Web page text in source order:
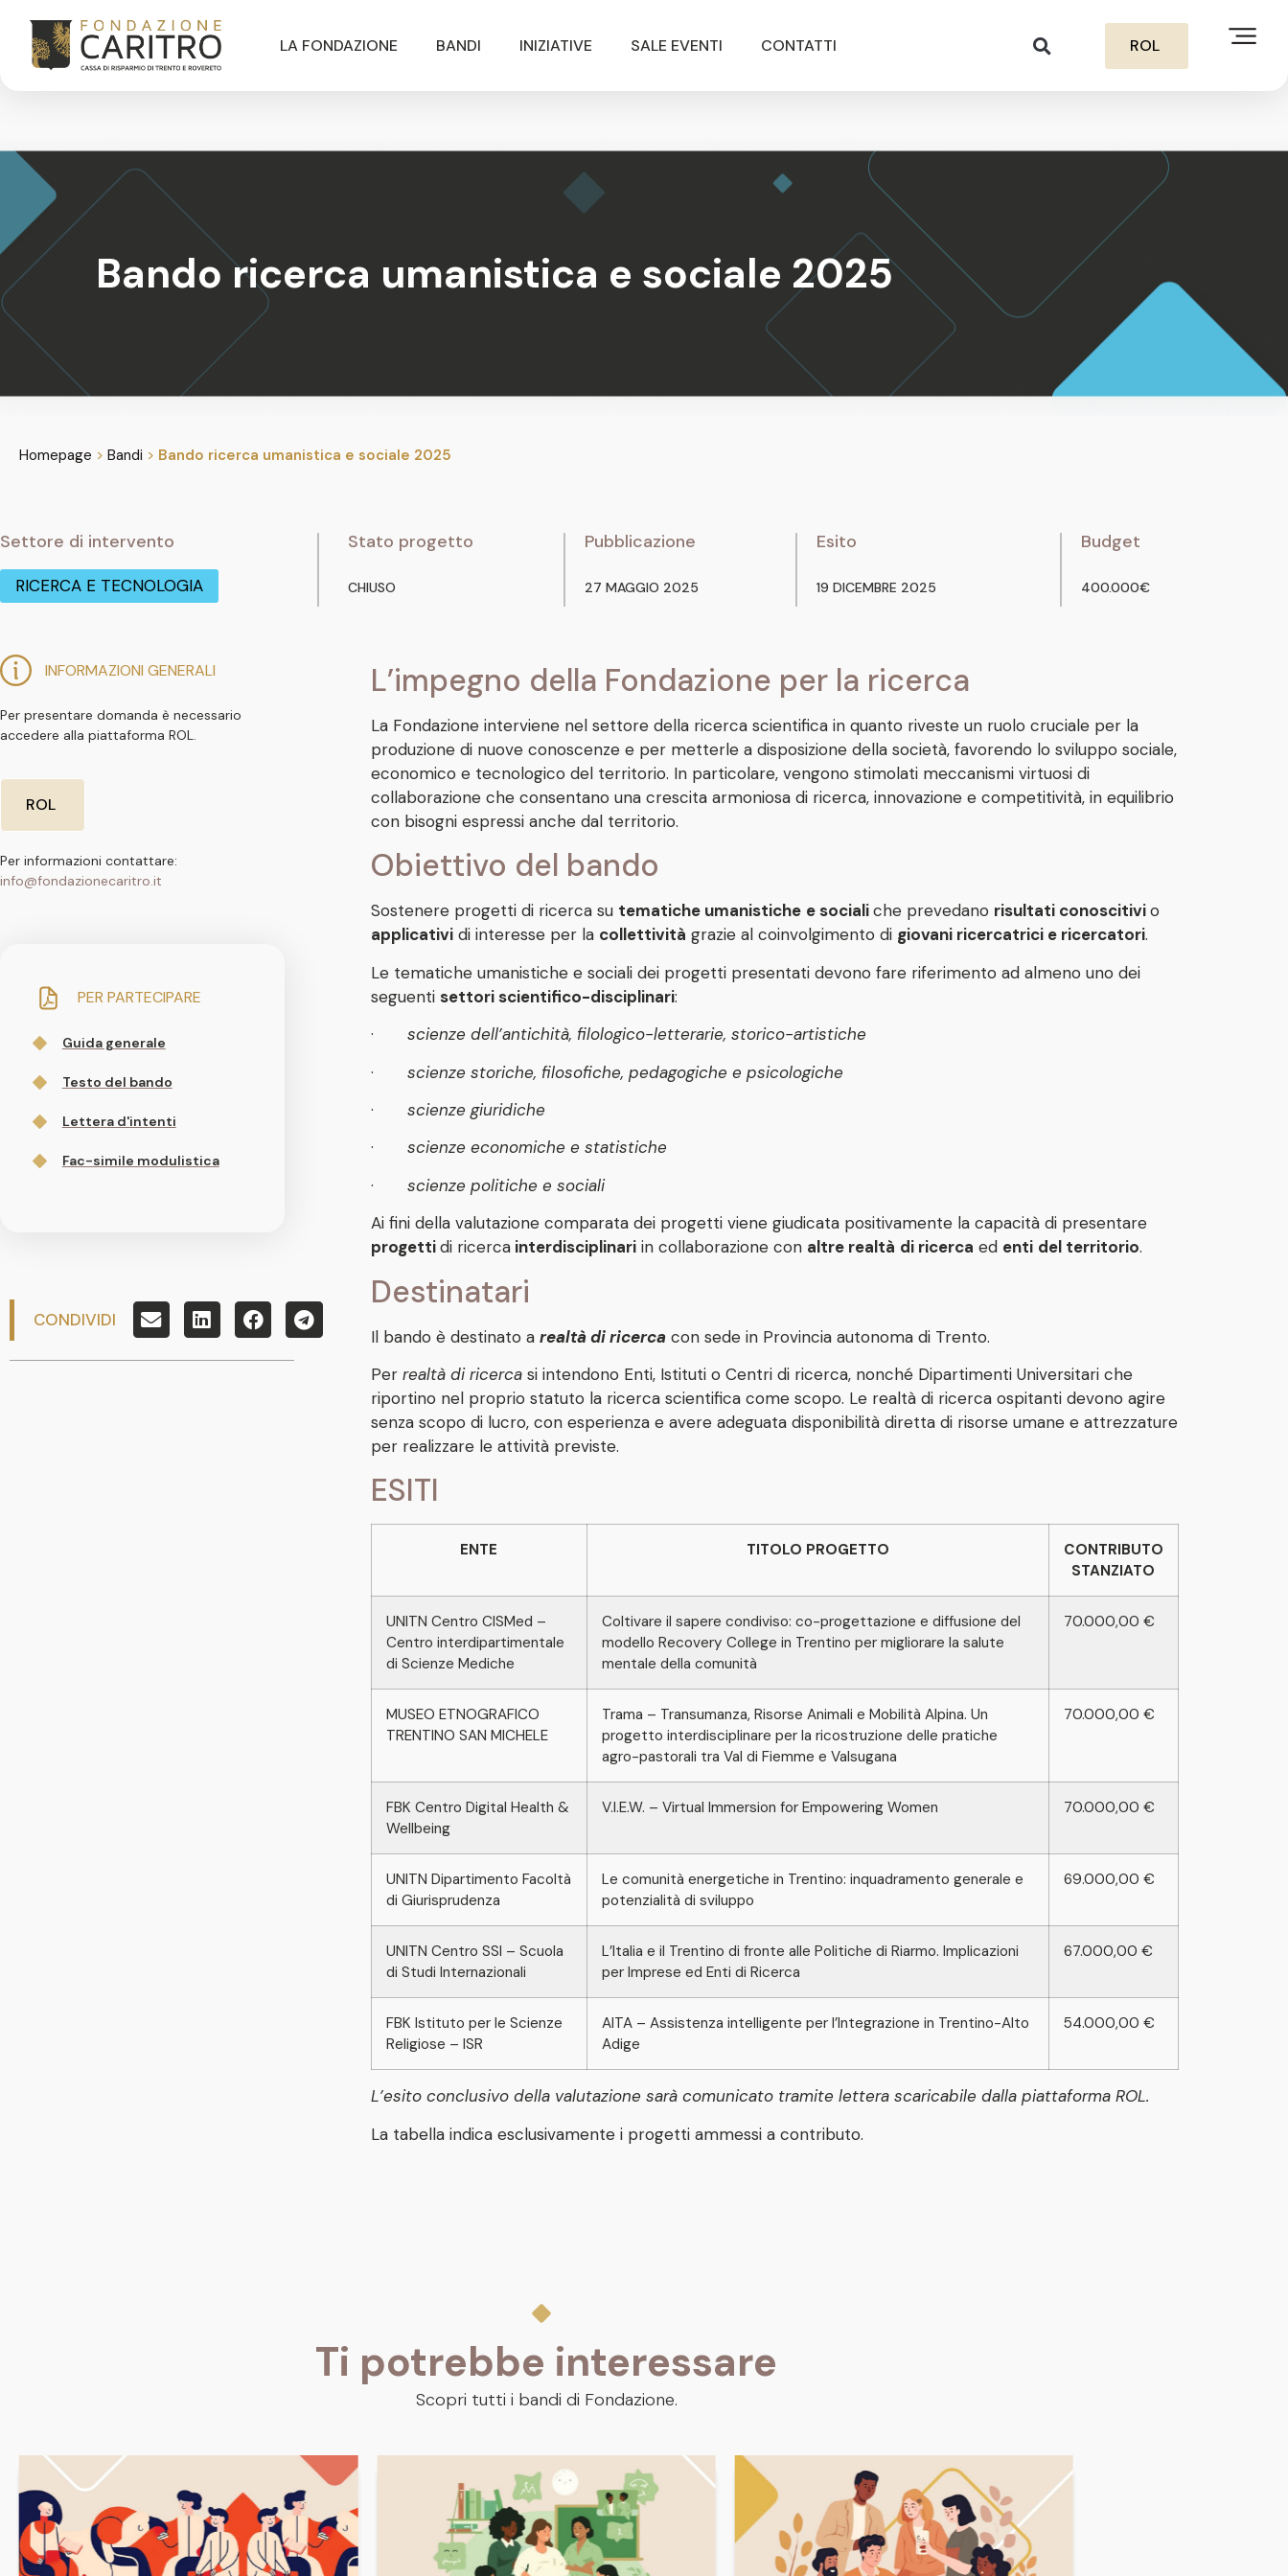
LA FONDAZIONE BANDI INIZIATIVE SALE EVENTI CONTATTI ROL
Bando ricerca umanistica e sociale 2025
Homepage > Bandi > Bando ricerca umanistica e sociale 2025
Settore di intervento
RICERCA E TECNOLOGIA
Stato progetto
CHIUSO
Pubblicazione
27 MAGGIO 2025
Esito
19 DICEMBRE 2025
Budget
400.000€
INFORMAZIONI GENERALI
Per presentare domanda è necessario
accedere alla piattaforma ROL.
ROL
Per informazioni contattare:
info@fondazionecaritro.it
PER PARTECIPARE
Guida generale
Testo del bando
Lettera d'intenti
Fac-simile modulistica
CONDIVIDI
L’impegno della Fondazione per la ricerca
La Fondazione interviene nel settore della ricerca scientifica in quanto riveste un ruolo cruciale per la
produzione di nuove conoscenze e per metterle a disposizione della società, favorendo lo sviluppo sociale,
economico e tecnologico del territorio. In particolare, vengono stimolati meccanismi virtuosi di
collaborazione che consentano una crescita armoniosa di ricerca, innovazione e competitività, in equilibrio
con bisogni espressi anche dal territorio.
Obiettivo del bando
Sostenere progetti di ricerca su tematiche umanistiche esocialiche prevedano risultati conoscitivio
applicatividi interesse per la collettività grazie al coinvolgimento di giovani ricercatrici e ricercatori.
Le tematiche umanistiche e sociali dei progetti presentati devono fare riferimento ad almeno uno dei
seguenti settori scientifico-disciplinari:
· scienze dell’antichità, filologico-letterarie, storico-artistiche
· scienze storiche, filosofiche, pedagogiche e psicologiche
· scienze giuridiche
· scienze economiche e statistiche
· scienze politiche e sociali
Ai fini della valutazione comparata dei progetti viene giudicata positivamente la capacità di presentare
progettidi ricercainterdisciplinariin collaborazione con altre realtà di ricerca ed enti del territorio.
Destinatari
Il bando è destinato a realtà di ricercacon sede in Provincia autonoma di Trento.
Per realtà di ricercasi intendono Enti, Istituti o Centri di ricerca, nonché Dipartimenti Universitari che
riportino nel proprio statuto la ricerca scientifica come scopo. Le realtà di ricerca ospitanti devono agire
senza scopo di lucro, con esperienza e avere adeguata disponibilità diretta di risorse umane e attrezzature
per realizzare le attività previste.
ESITI
ENTE TITOLO PROGETTO
CONTRIBUTO
STANZIATO
UNITN Centro CISMed –
Centro interdipartimentale
di Scienze Mediche
Coltivare il sapere condiviso: co-progettazione e diffusione del
modello Recovery College in Trentino per migliorare la salute
mentale della comunità
70.000,00 €
MUSEO ETNOGRAFICO
TRENTINO SAN MICHELE
Trama – Transumanza, Risorse Animali e Mobilità Alpina. Un
progetto interdisciplinare per la ricostruzione delle pratiche
agro-pastorali tra Val di Fiemme e Valsugana
70.000,00 €
FBK Centro Digital Health &
Wellbeing
V.I.E.W. – Virtual Immersion for Empowering Women 70.000,00 €
UNITN Dipartimento Facoltà
di Giurisprudenza
Le comunità energetiche in Trentino: inquadramento generale e
potenzialità di sviluppo
69.000,00 €
UNITN Centro SSI – Scuola
di Studi Internazionali
L’Italia e il Trentino di fronte alle Politiche di Riarmo. Implicazioni
per Imprese ed Enti di Ricerca
67.000,00 €
FBK Istituto per le Scienze
Religiose – ISR
AITA – Assistenza intelligente per l’Integrazione in Trentino-Alto
Adige
54.000,00 €
L’esito conclusivo della valutazione sarà comunicato tramite lettera scaricabile dalla piattaforma ROL.
La tabella indica esclusivamente i progetti ammessi a contributo.
Ti potrebbe interessare
Scopri tutti i bandi di Fondazione.